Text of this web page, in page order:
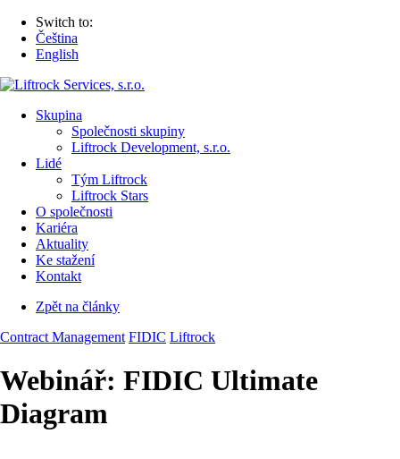
Switch to:
Čeština
English
Skupina
Společnosti skupiny
Liftrock Development, s.r.o.
Lidé
Tým Liftrock
Liftrock Stars
O společnosti
Kariéra
Aktuality
Ke stažení
Kontakt
Zpět na články
Contract Management FIDIC Liftrock
Webinář: FIDIC Ultimate
Diagram